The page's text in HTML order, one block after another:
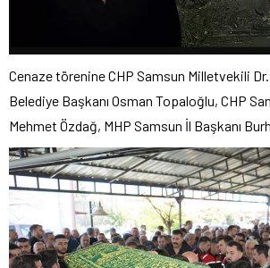
Cenaze törenine CHP Samsun Milletvekili Dr.
Belediye Başkanı Osman Topaloğlu, CHP
Mehmet Özdağ, MHP Samsun İl Başkanı